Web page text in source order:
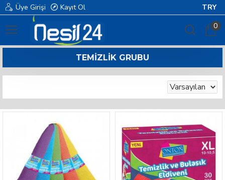
Üye Girişi Kayıt Ol
TRY
0
TEMIZLIK GRUBU